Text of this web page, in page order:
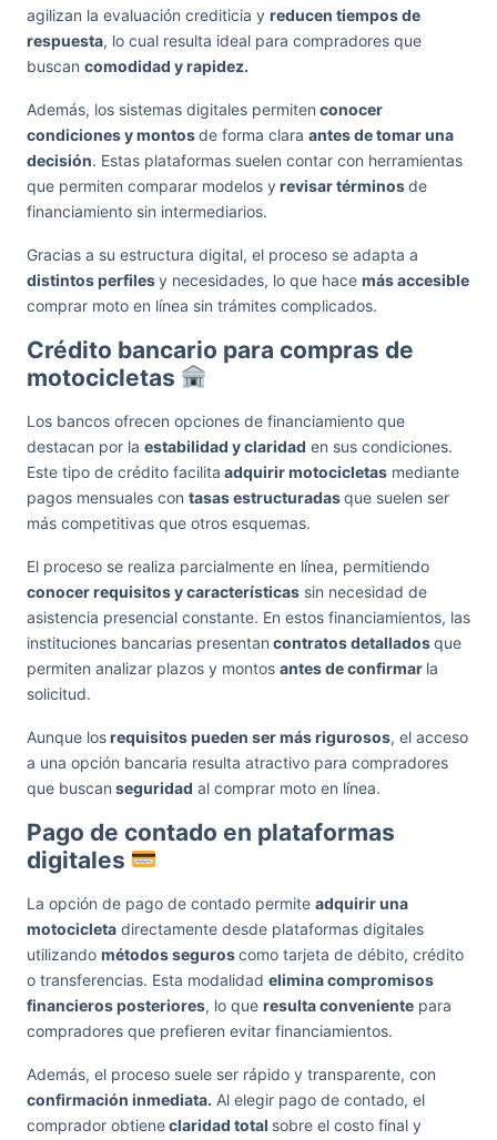
agilizan la evaluación crediticia y reducen tiempos de
respuesta, lo cual resulta ideal para compradores que
buscan comodidad y rapidez.
Además, los sistemas digitales permiten conocer
condiciones y montosde forma clara antes de tomar una
decisión. Estas plataformas suelen contar con herramientas
que permiten comparar modelos yrevisar términosde
financiamiento sin intermediarios.
Gracias a su estructura digital, el proceso se adapta a
distintos perfilesy necesidades, lo que hace más accesible
comprar moto en línea sin trámites complicados.
Crédito bancario para compras de
motocicletas
Los bancos ofrecen opciones de financiamiento que
destacan por la estabilidad y claridad en sus condiciones.
Este tipo de crédito facilita adquirir motocicletas mediante
pagos mensuales con tasas estructuradasque suelen ser
más competitivas que otros esquemas.
El proceso se realiza parcialmente en línea, permitiendo
conocer requisitos y características sin necesidad de
asistencia presencial constante. En estos financiamientos, las
instituciones bancarias presentan contratos detalladosque
permiten analizar plazos y montos antes de confirmar la
solicitud.
Aunque losrequisitos pueden ser más rigurosos, el acceso
a una opción bancaria resulta atractivo para compradores
que buscan seguridad al comprar moto en línea.
Pago de contado en plataformas
digitales
La opción de pago de contado permite adquirir una
motocicleta directamente desde plataformas digitales
utilizando métodos seguroscomo tarjeta de débito, crédito
o transferencias. Esta modalidad elimina compromisos
financieros posteriores, lo que resulta conveniente para
compradores que prefieren evitar financiamientos.
Además, el proceso suele ser rápido y transparente, con
confirmación inmediata. Al elegir pago de contado, el
comprador obtieneclaridad total sobre el costo final y